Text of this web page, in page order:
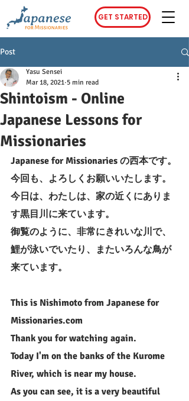
GET STARTED
Post
Shintoism - Online
Japanese Lessons for
Missionaries
Yasu Sensei
Mar 18, 2021 5 min read
Japanese for Missionaries の西本です。
今回も、よろしくお願いいたします。
今日は、わたしは、家の近くにありま
す黒目川に来ています。
御覧のように、非常にきれいな川で、
鯉が泳いでいたり、またいろんな鳥が
来ています。
This is Nishimoto from Japanese for
Missionaries.com
Thank you for watching again.
Today I'm on the banks of the Kurome
River, which is near my house.
As you can see, it is a very beautiful